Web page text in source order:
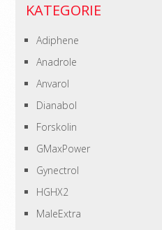
KATEGORIE
Adiphene
Anadrole
Anvarol
Dianabol
Forskolin
GMaxPower
Gynectrol
HGHX2
MaleExtra